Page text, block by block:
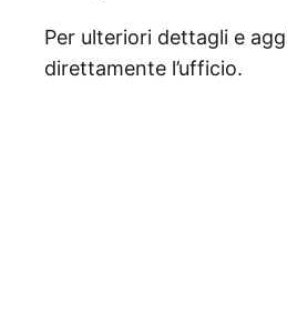
Per ulteriori dettagli e
direttamente l’ufficio.